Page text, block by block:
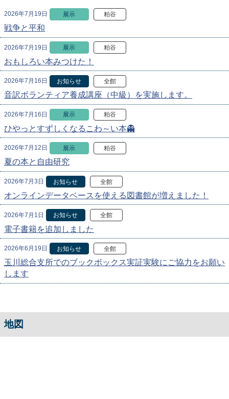
2026年7月19日 展示 粕谷
戦争と平和
2026年7月19日 展示 粕谷
おもしろい本みつけた！
2026年7月16日 お知らせ 全館
音訳ボランティア養成講座（中級）を実施します。
2026年7月16日 展示 粕谷
ひやっとすずしくなるこわ～い本👻
2026年7月12日 展示 粕谷
夏の本と自由研究
2026年7月3日 お知らせ 全館
オンラインデータベースを使える図書館が増えました！
2026年7月1日 お知らせ 全館
電子書籍を追加しました
2026年6月19日 お知らせ 全館
玉川総合支所でのブックボックス実証実験にご協力をお願い
します
地図